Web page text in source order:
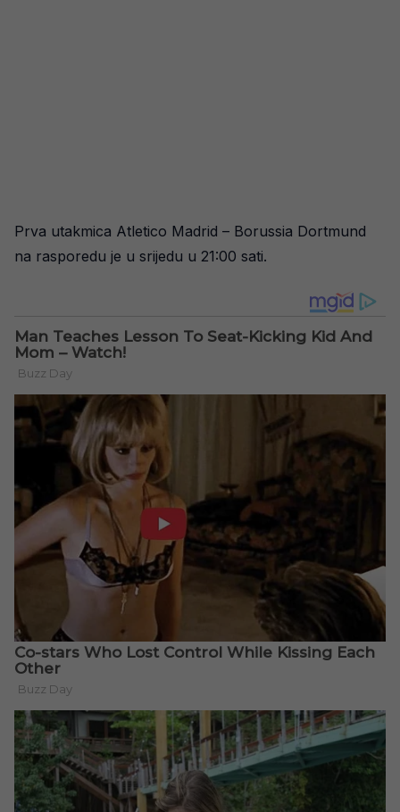
Prva utakmica Atletico Madrid – Borussia Dortmund
na rasporedu je u srijedu u 21:00 sati.